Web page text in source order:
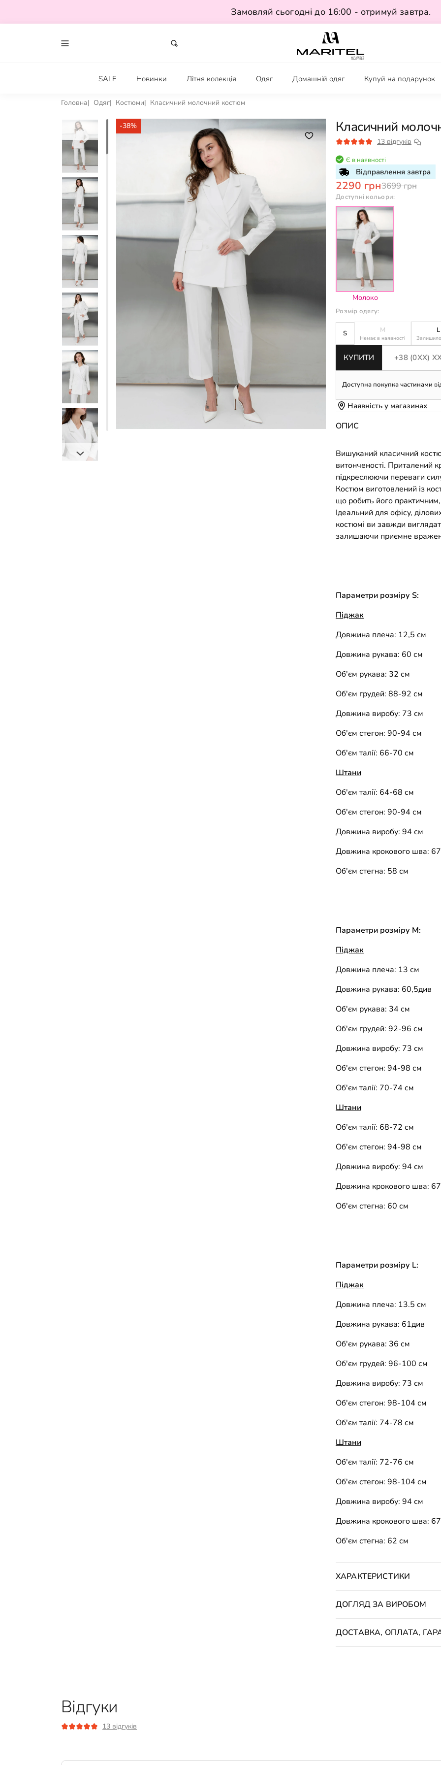
Замовляй сьогодні до 16:00 - отримуй завтра.
SALE Новинки Літня колекція Одяг Домашній одяг Купуй на подарунок
Головна Одяг Костюми Класичний молочний костюм
-38% Класичний
13 відгуків
Є в наявності
Доступні кольори:
Молоко
Розмір одягу:
S M
Немає в наявності
L
Відправлення завтра
2290 грн3699 грн
КУПИТИ
Доступна покупка частинами
Наявність у магазинах
ОПИС
Вишуканий класичний
витонченості. Приталений
підкреслюючи переваги
Костюм виготовлений із
що робить його
Ідеальний для офісу,
костюмі ви завжди
залишаючи приємне
Параметри розміру S:
Піджак
Довжина плеча: 12,5 см
Довжина рукава: 60 ​​см
Об'єм рукава: 32 см
Об'єм грудей: 88-92 см
Довжина виробу: 73 см
Об'єм стегон: 90-94 см
Об'єм талії: 66-70 см
Штани
Об'єм талії: 64-68 см
Об'єм стегон: 90-94 см
Довжина виробу: 94 см
Довжина крокового шва:
Об'єм стегна: 58 см
Параметри розміру M:
Піджак
Довжина плеча: 13 см
Довжина рукава: 60,5див
Об'єм рукава: 34 см
Об'єм грудей: 92-96 см
Довжина виробу: 73 см
Об'єм стегон: 94-98 см
Об'єм талії: 70-74 см
Штани
Об'єм талії: 68-72 см
Об'єм стегон: 94-98 см
Довжина виробу: 94 см
Довжина крокового шва:
Об'єм стегна: 60 ​​см
Параметри розміру L:
Піджак
Довжина плеча: 13.5 см
Довжина рукава: 61див
Об'єм рукава: 36 см
Об'єм грудей: 96-100 см
Довжина виробу: 73 см
Об'єм стегон: 98-104 см
Об'єм талії: 74-78 см
Штани
Об'єм талії: 72-76 см
Об'єм стегон: 98-104 см
Довжина виробу: 94 см
Довжина крокового шва:
Об'єм стегна: 62 см
ХАРАКТЕРИСТИКИ
ДОГЛЯД ЗА ВИРОБОМ
ДОСТАВКА, ОПЛАТА,
Відгуки
13 відгуків